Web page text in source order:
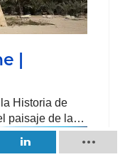
|
Historia de
paisaje de la…